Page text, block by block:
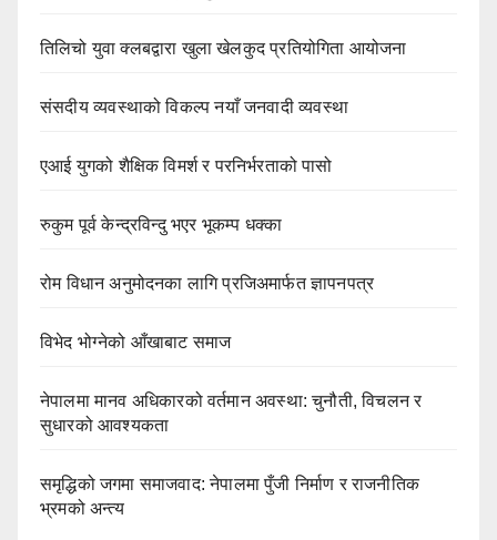
तिलिचो युवा क्लबद्वारा खुला खेलकुद प्रतियोगिता आयोजना
संसदीय व्यवस्थाको विकल्प नयाँ जनवादी व्यवस्था
एआई युगको शैक्षिक विमर्श र परनिर्भरताको पासो
रुकुम पूर्व केन्द्रविन्दु भएर भूकम्प धक्का
रोम विधान अनुमोदनका लागि प्रजिअमार्फत ज्ञापनपत्र
विभेद भोग्नेको आँखाबाट समाज
नेपालमा मानव अधिकारको वर्तमान अवस्था: चुनौती, विचलन र
सुधारको आवश्यकता
समृद्धिको जगमा समाजवाद: नेपालमा पुँजी निर्माण र राजनीतिक
भ्रमको अन्त्य